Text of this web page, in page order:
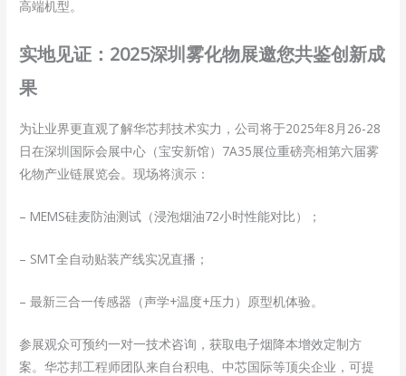
高端机型。
实地见证：2025深圳雾化物展邀您共鉴创新成
果
为让业界更直观了解华芯邦技术实力，公司将于2025年8月26-28
日在深圳国际会展中心（宝安新馆）7A35展位重磅亮相第六届雾
化物产业链展览会。现场将演示：
– MEMS硅麦防油测试（浸泡烟油72小时性能对比）；
– SMT全自动贴装产线实况直播；
– 最新三合一传感器（声学+温度+压力）原型机体验。
参展观众可预约一对一技术咨询，获取电子烟降本增效定制方
案。华芯邦工程师团队来自台积电、中芯国际等顶尖企业，可提